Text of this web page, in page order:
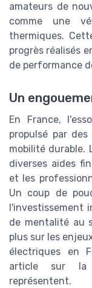
amateurs de
comme une
thermiques.
progrès réalisés
de performance
Un
En France,
propulsé par
mobilité durable.
diverses aides
et les
Un coup de
l'investissement
de mentalité au
plus sur les
électriques en
article sur
représentent.